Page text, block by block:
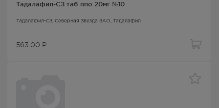
Тадалафил-СЗ таб ппо 20мг №10
Тадалафил-СЗ , Северная Звезда ЗАО, Тадалафил
563.00 Р